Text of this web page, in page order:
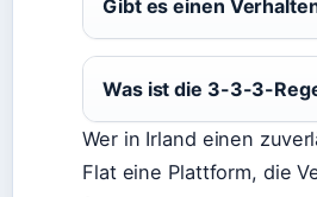
Gibt es einen
Was ist die 3-3-3-
Wer in Irland einen
Flat eine Plattform, die